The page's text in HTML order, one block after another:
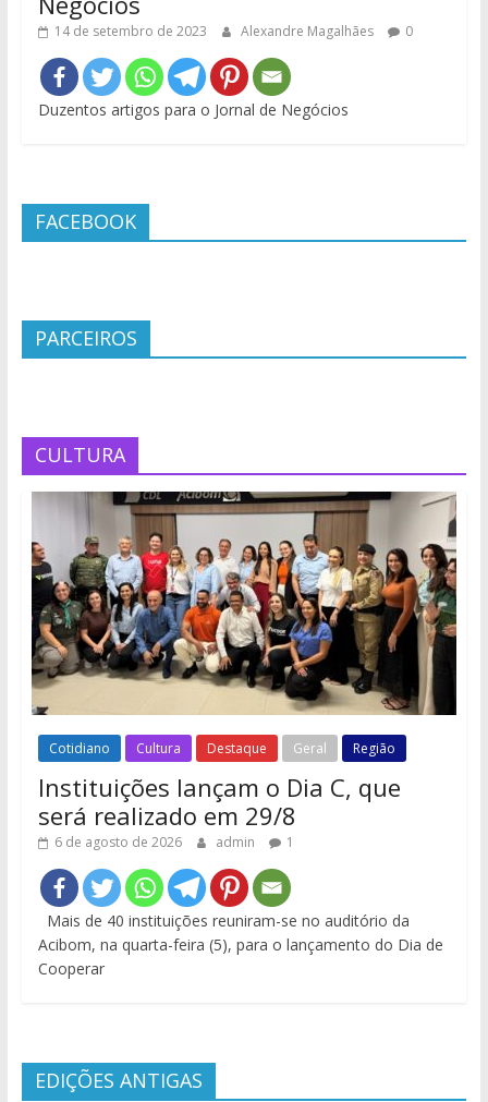
14 de setembro de 2023 Alexandre Magalhães 0
Duzentos artigos para o Jornal de Negócios
FACEBOOK
PARCEIROS
CULTURA
Cotidiano Cultura Destaque Geral Região
Instituições lançam o Dia C, que
será realizado em 29/8
6 de agosto de 2026 admin 1
Mais de 40 instituições reuniram-se no auditório da
Acibom, na quarta-feira (5), para o lançamento do Dia de
Cooperar
EDIÇÕES ANTIGAS